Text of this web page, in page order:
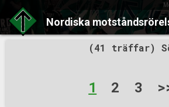
Nordiska
to
(41 träffar)
Sidnumrering
1 2 3